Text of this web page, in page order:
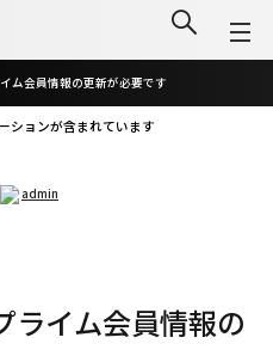
ム会員情報の更新が必要です
ョンが含まれています
admin
ライム会員情報の